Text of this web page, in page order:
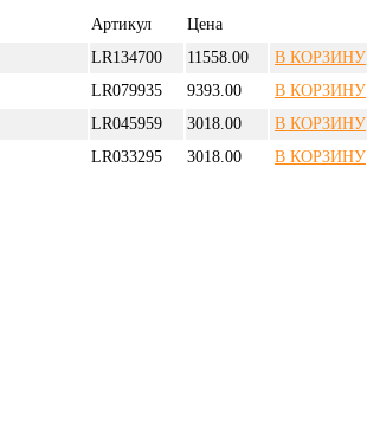
Артикул
Цена
LR134700 11558.00
В КОРЗИНУ
LR079935 9393.00
В КОРЗИНУ
LR045959 3018.00
В КОРЗИНУ
LR033295 3018.00 В КОРЗИНУ